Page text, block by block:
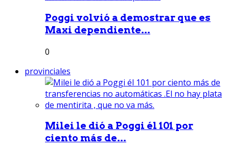
Poggi volvió a demostrar que es
Maxi dependiente...
0
provinciales
Milei le dió a Poggi él 101 por
ciento más de...